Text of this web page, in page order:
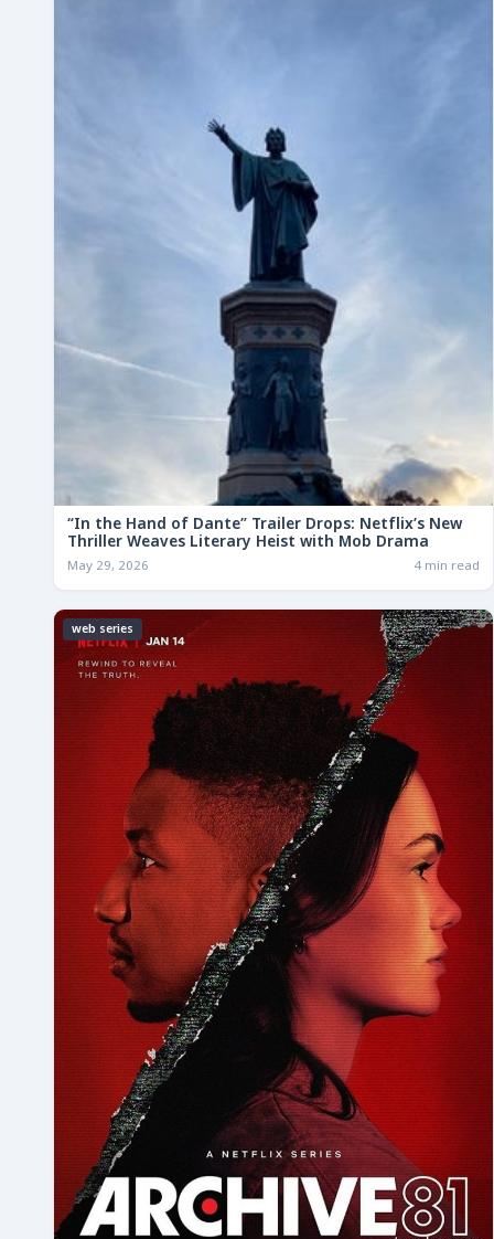
“In the Hand of Dante” Trailer Drops: Netflix’s New
Thriller Weaves Literary Heist with Mob Drama
May 29, 2026 4 min read
web series